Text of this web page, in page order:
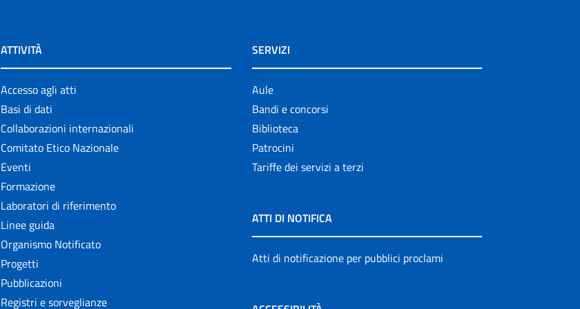
ATTIVITÀ
Accesso agli atti
Basi di dati
Collaborazioni internazionali
Comitato Etico Nazionale
Eventi
Formazione
Laboratori di riferimento
Linee guida
Organismo Notificato
Progetti
Pubblicazioni
Registri e sorveglianze
SERVIZI
Aule
Bandi e concorsi
Biblioteca
Patrocini
Tariffe dei servizi a terzi
ATTI DI NOTIFICA
Atti di notificazione per pubblici proclami